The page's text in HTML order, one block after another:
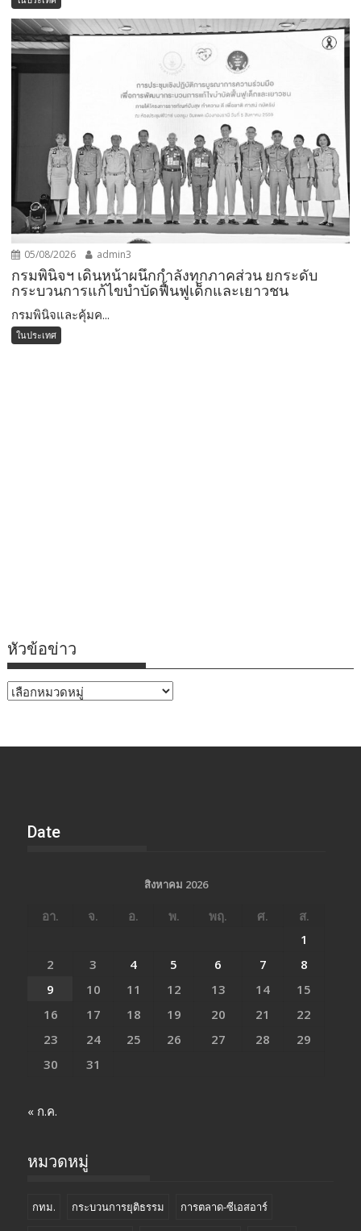
05/08/2026 admin3
กรมพินิจฯ เดินหน้าผนึกกำลังทุกภาคส่วน ยกระดับ
กระบวนการแก้ไขบำบัดฟื้นฟูเด็กและเยาวชน
กรมพินิจและคุ้มค...
ในประเทศ
หัวข้อข่าว
หัวข้อ
Date
สิงหาคม 2026
อา. จ. อ. พ. พฤ. ศ.
ส.
1
2
3 4 5 6 7
8
9
10 11 12 13 14
15
16
17 18 19 20 21
22
23
24 25 26 27 28
29
30
31
« ก.ค.
หมวดหมู่
กทม. กระบวนการยุติธรรม การตลาด-ซีเอสอาร์